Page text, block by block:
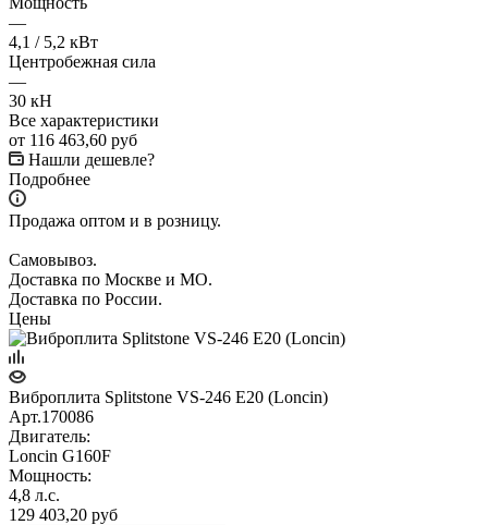
—
4,1 / 5,2 кВт
Центробежная сила
—
30 кН
Все характеристики
от 116 463,60 руб
Нашли дешевле?
Подробнее
Продажа оптом и в розницу.
Самовывоз.
Доставка по Москве и МО.
Доставка по России.
Цены
Виброплита Splitstone VS-246 E20 (Loncin)
Арт.170086
Двигатель:
Loncin G160F
Мощность:
4,8 л.с.
129 403,20 руб